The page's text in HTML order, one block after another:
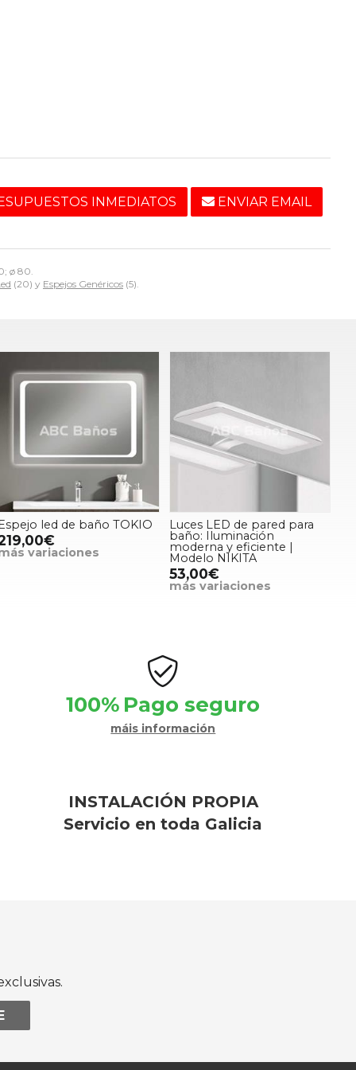
ø 80.
(20) y Espejos Genéricos (5).
INMEDIATOS ENVIAR EMAIL
led de baño TOKIO
variaciones
Luces LED de pared para
baño: Iluminación
moderna y eficiente |
Modelo NIKITA
53,00€
más variaciones
100% Pago seguro
máis información
INSTALACIÓN PROPIA
Servicio en toda Galicia